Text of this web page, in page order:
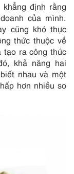
định rằng
của mình.
cũng khó thực
thức thuộc về
tạo ra công thức
khả năng hai
nhau và một
hơn nhiều so